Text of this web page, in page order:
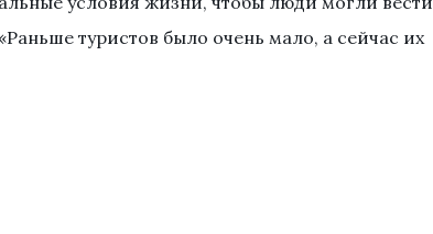
туристов было очень мало, а сейчас их